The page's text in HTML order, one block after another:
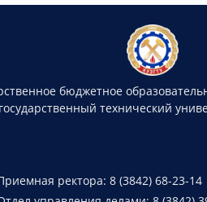
бюджетное
технический
ректора: 8 (3842) 68-23-14